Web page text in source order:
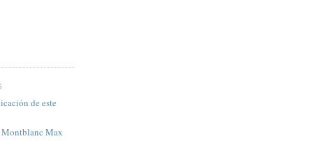
de este
Montblanc Max